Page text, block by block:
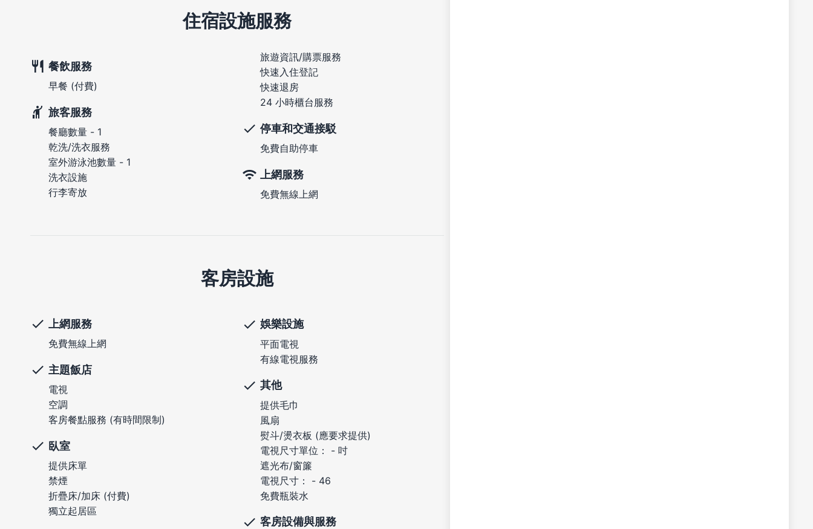
住宿設施服務
餐飲服務
早餐 (付費)
旅客服務
餐廳數量 - 1
乾洗/洗衣服務
室外游泳池數量 - 1
洗衣設施
行李寄放
旅遊資訊/購票服務
快速入住登記
快速退房
24 小時櫃台服務
停車和交通接駁
免費自助停車
上網服務
免費無線上網
客房設施
上網服務
免費無線上網
主題飯店
電視
空調
客房餐點服務 (有時間限制)
臥室
提供床單
禁煙
折疊床/加床 (付費)
獨立起居區
娛樂設施
平面電視
有線電視服務
其他
提供毛巾
風扇
熨斗/燙衣板 (應要求提供)
電視尺寸單位： - 吋
遮光布/窗簾
電視尺寸： - 46
免費瓶裝水
客房設備與服務